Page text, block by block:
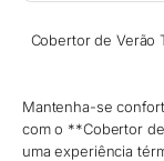
Cobertor de Verão
Mantenha-se
com o **Cobertor
uma experiência